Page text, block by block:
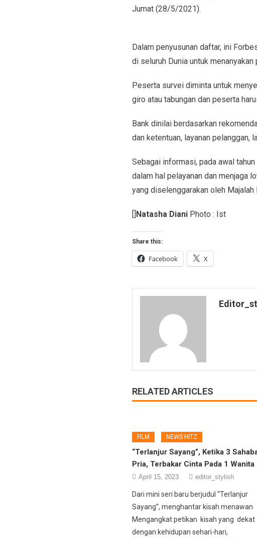
Jumat (28/5/2021).
Dalam penyusunan daftar, ini
di seluruh Dunia untuk
Peserta survei diminta untuk
giro atau tabungan dan peserta
Bank dinilai berdasarkan
dan ketentuan, layanan pelanggan,
Sebagai informasi, pada awal
dalam hal pelayanan dan menjaga
yang diselenggarakan oleh Majalah
[]Natasha DianiPhoto : Ist
Share this:
Facebook X
RELATED ARTICLES
FILM NEWS HITZ
“Terlanjur Sayang”, Ketika 3
Pria, Terbakar Cinta Pada 1 Wanita
April 15, 2023 editor_stylish
Dari mini seri baru berjudul “Terlanjur
Sayang”, menghantar kisah menawan
Mengangkat petikan kisah yang dekat
dengan kehidupan sehari-hari,